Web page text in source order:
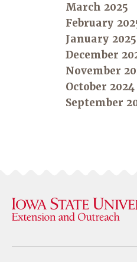
March 2025
February
January 2025
December
November
October 2024
September